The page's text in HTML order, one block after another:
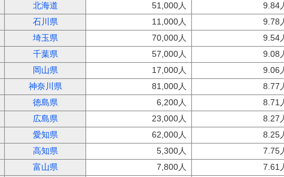
北海道 51,000人 9.84
石川県 11,000人 9.78
埼玉県 70,000人 9.54
千葉県 57,000人 9.08
岡山県 17,000人 9.06
神奈川県 81,000人 8.77
徳島県 6,200人 8.71
広島県 23,000人 8.27
愛知県 62,000人 8.25
高知県 5,300人 7.75
富山県 7,800人 7.61